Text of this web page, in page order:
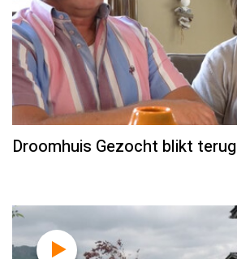
Droomhuis Gezocht blikt